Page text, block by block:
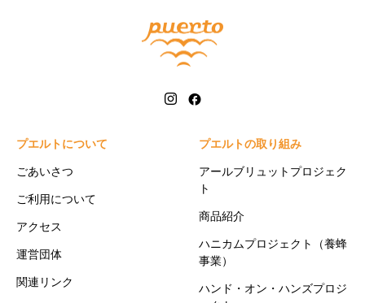
プエルトについて
ごあいさつ
ご利用について
アクセス
運営団体
関連リンク
プエルトの取り組み
アールブリュットプロジェク
ト
商品紹介
ハニカムプロジェクト（養蜂
事業）
ハンド・オン・ハンズプロジ